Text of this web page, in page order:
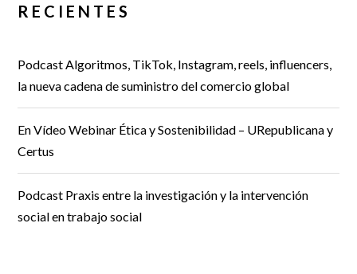
RECIENTES
Podcast Algoritmos, TikTok, Instagram, reels, influencers,
la nueva cadena de suministro del comercio global
En Vídeo Webinar Ética y Sostenibilidad – URepublicana y
Certus
Podcast Praxis entre la investigación y la intervención
social en trabajo social